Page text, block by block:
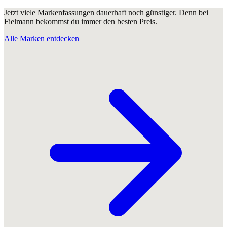
Jetzt viele Markenfassungen dauerhaft noch günstiger. Denn bei
Fielmann bekommst du immer den besten Preis.
Alle Marken entdecken